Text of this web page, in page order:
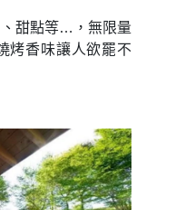
甜點等…，無限量
烤香味讓人欲罷不